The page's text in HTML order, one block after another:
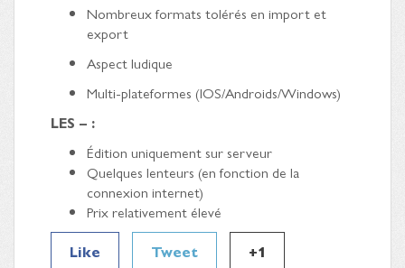
Nombreux formats tolérés en import et
export
Aspect ludique
Multi-plateformes (IOS/Androids/Windows)
LES – :
Édition uniquement sur serveur
Quelques lenteurs (en fonction de la
connexion internet)
Prix relativement élevé
Like
Tweet
+1